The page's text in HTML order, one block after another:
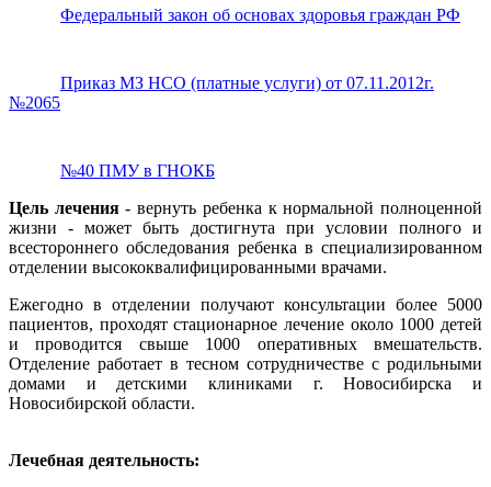
Федеральный закон об основах здоровья граждан РФ
Приказ МЗ НСО (платные услуги) от 07.11.2012г.
№2065
№40 ПМУ в ГНОКБ
Цель лечения- вернуть ребенка к нормальной полноценной
жизни - может быть достигнута при условии полного и
всестороннего обследования ребенка в специализированном
отделении высококвалифицированными врачами.
Ежегодно в отделении получают консультации более 5000
пациентов, проходят стационарное лечение около 1000 детей
и проводится свыше 1000 оперативных вмешательств.
Отделение работает в тесном сотрудничестве с родильными
домами и детскими клиниками г. Новосибирска и
Новосибирской области.
Лечебная деятельность: